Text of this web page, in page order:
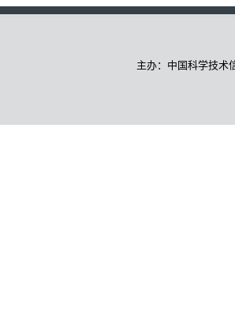
主办：中国科学技术